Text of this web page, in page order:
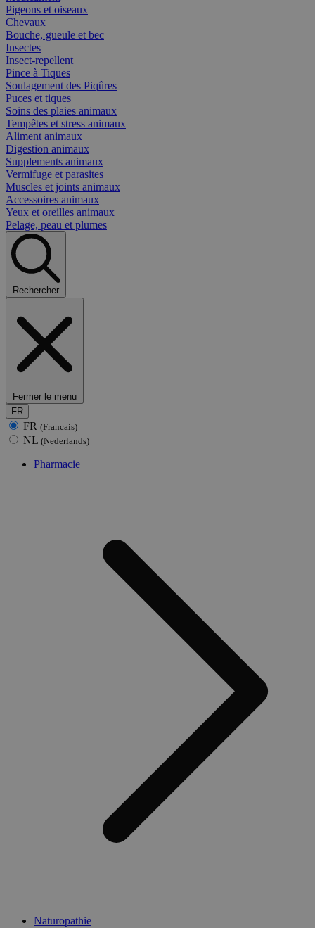
Pigeons et oiseaux
Chevaux
Bouche, gueule et bec
Insectes
Insect-repellent
Pince à Tiques
Soulagement des Piqûres
Puces et tiques
Soins des plaies animaux
Tempêtes et stress animaux
Aliment animaux
Digestion animaux
Supplements animaux
Vermifuge et parasites
Muscles et joints animaux
Accessoires animaux
Yeux et oreilles animaux
Pelage, peau et plumes
Rechercher
Fermer le menu
FR
FR (Francais)
NL (Nederlands)
Pharmacie
Naturopathie